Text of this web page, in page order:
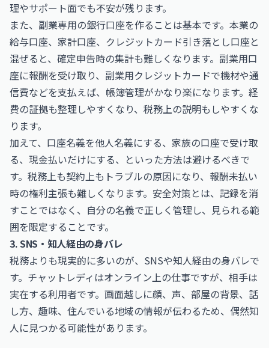
理やサポート面でも不安が残ります。
また、副業専用の銀行口座を作ることは基本です。本業の
給与口座、家計口座、クレジットカード引き落とし口座と
混ぜると、確定申告時の集計も難しくなります。副業用口
座に報酬を受け取り、副業用クレジットカードで機材や通
信費などを支払えば、帳簿管理がかなり楽になります。経
費の証拠も整理しやすくなり、税務上の説明もしやすくな
ります。
加えて、口座名義を他人名義にする、家族の口座で受け取
る、現金払いだけにする、といった方法は避けるべきで
す。税務上も契約上もトラブルの原因になり、報酬未払い
時の権利主張も難しくなります。安全対策とは、記録を消
すことではなく、自分の名義で正しく管理し、見られる範
囲を限定することです。
3. SNS・知人経由の身バレ
税務よりも現実的に多いのが、SNSや知人経由の身バレで
す。チャットレディはオンライン上の仕事ですが、相手は
実在する利用者です。画面越しに顔、声、部屋の背景、話
し方、趣味、住んでいる地域の情報が伝わるため、偶然知
人に見つかる可能性があります。